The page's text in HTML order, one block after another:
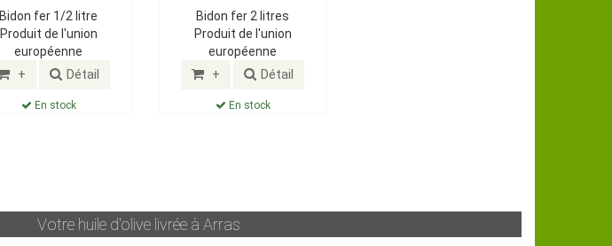
Bidon fer 1/2 litre
Produit de l'union
européenne
+ Détail
En stock
Bidon fer 2 litres
Produit de l'union
européenne
+ Détail
En stock
Votre huile d'olive livrée à Arras